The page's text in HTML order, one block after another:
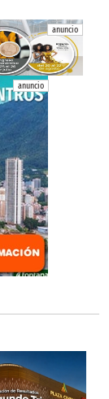
anuncio
anuncio